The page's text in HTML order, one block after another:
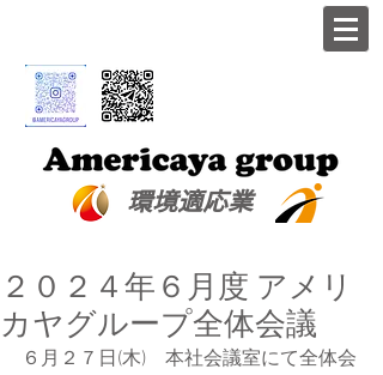
​環境適応業
２０２４年６月度 アメリ
カヤグループ全体会議
６月２７日(木)　本社会議室にて全体会